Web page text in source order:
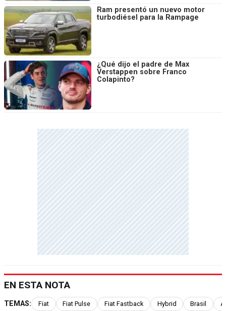
Ram presentó un nuevo motor
turbodiésel para la Rampage
¿Qué dijo el padre de Max
Verstappen sobre Franco
Colapinto?
EN ESTA NOTA
TEMAS: Fiat Fiat Pulse Fiat Fastback Hybrid Brasil